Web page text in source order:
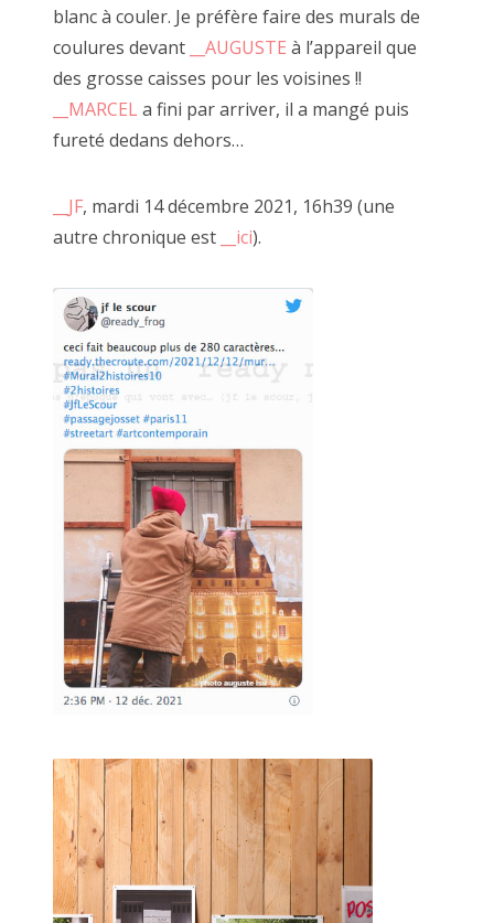
octobre, novembre 2014
blanc à couler. Je préfère faire des murals de
coulures devant
__AUGUSTE à l’appareil que
des grosse caisses pour les voisines !!
__MARCEL a fini par arriver, il a mangé puis
fureté dedans dehors…
__JF, mardi 14 décembre 2021, 16h39 (une
autre chronique est
__ici).
Désarmée Espagnole » , les__tableaux de Marcel, ses
carnets de poèmes ou ses performances de claquettes.
Tous se réunissent pour FAIRE OU PAS.
2 mai 2015, MARCEL ROGER et JF Le Scour